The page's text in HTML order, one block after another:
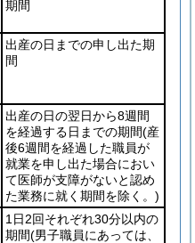
期間
出産の日までの申し出た期
間
出産の日の翌日から8週間
を経過する日までの期間(産
後6週間を経過した職員が
就業を申し出た場合におい
て医師が支障がないと認め
た業務に就く期間を除く。)
1日2回それぞれ30分以内の
期間(男子職員にあっては、